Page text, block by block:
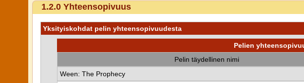
1.2.0 Yhteensopivuus
Yksityiskohdat pelin yhteensopivuudesta
Pelien
Pelin täydellinen nimi
Ween: The Prophecy